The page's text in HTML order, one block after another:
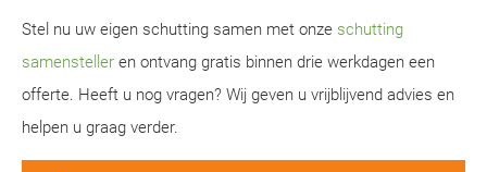
Stel nu uw eigen schutting samen met onze schutting
samensteller en ontvang gratis binnen drie werkdagen een
offerte. Heeft u nog vragen? Wij geven u vrijblijvend advies en
helpen u graag verder.